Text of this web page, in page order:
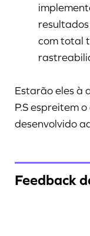
com total
Estarão eles à
P.S espreitem
desenvolvido
Feedback